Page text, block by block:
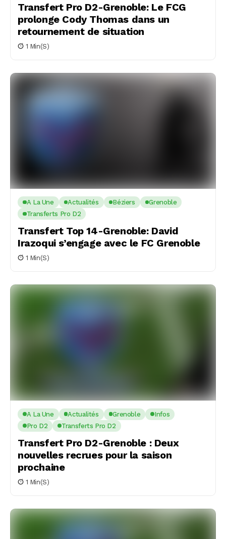
Transfert Pro D2-Grenoble: Le FCG
prolonge Cody Thomas dans un
retournement de situation
1 Min(s)
A La Une Actualités Béziers
Grenoble
Transferts Pro D2
Transfert Top 14-Grenoble: David
Irazoqui s’engage avec le FC Grenoble
1 Min(s)
A La Une Actualités Grenoble
Infos
Pro D2
Transferts Pro D2
Transfert Pro D2-Grenoble : Deux
nouvelles recrues pour la saison
prochaine
1 Min(s)